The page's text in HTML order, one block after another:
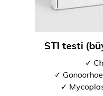
STI testi
✓
✓
✓